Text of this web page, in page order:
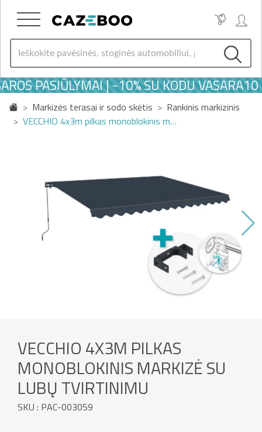
PASIŪLYMAI | -10% SU KODU VASARA10
Markizės terasai ir sodo skėtis
Rankinis markizinis
VECCHIO 4x3m pilkas monoblokinis m…
VECCHIO 4X3M PILKAS
MONOBLOKINIS MARKIZĖ SU
LUBŲ TVIRTINIMU
SKU : PAC-003059